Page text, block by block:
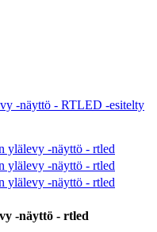
-näyttö - rtled